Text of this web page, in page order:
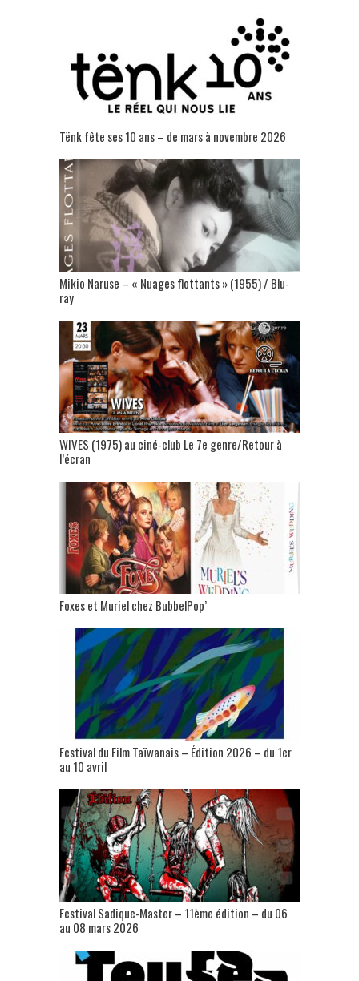
Tënk fête ses 10 ans – de mars à novembre 2026
Mikio Naruse – « Nuages flottants » (1955) / Blu-
ray
WIVES (1975) au ciné-club Le 7e genre/Retour à
l’écran
Foxes et Muriel chez BubbelPop’
Festival du Film Taïwanais – Édition 2026 – du 1er
au 10 avril
Festival Sadique-Master – 11ème édition – du 06
au 08 mars 2026